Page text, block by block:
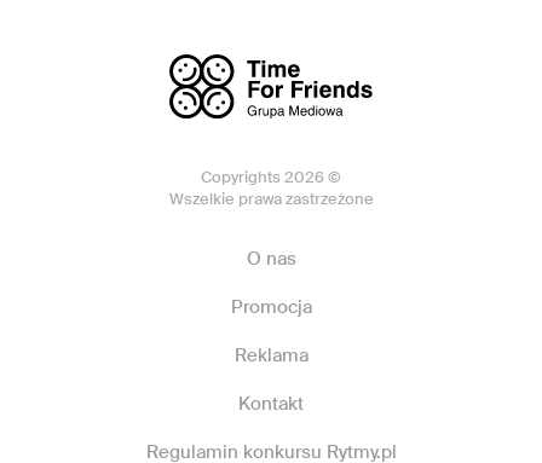
Copyrights 2026 ©
Wszelkie prawa zastrzeżone
O nas
Promocja
Reklama
Kontakt
Regulamin konkursu Rytmy.pl